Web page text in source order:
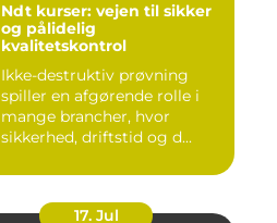
Ndt kurser: vejen til sikker
og pålidelig
kvalitetskontrol
Ikke-destruktiv prøvning
spiller en afgørende rolle i
mange brancher, hvor
sikkerhed, driftstid og d...
17. Jul